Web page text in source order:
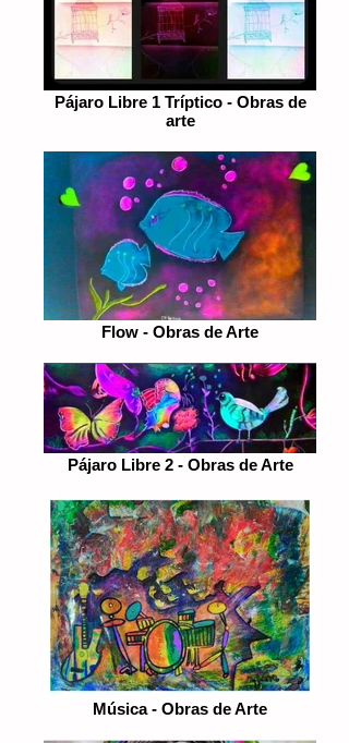
Pájaro Libre 1 Tríptico - Obras de
arte
Flow - Obras de Arte
Pájaro Libre 2 - Obras de Arte
Música - Obras de Arte